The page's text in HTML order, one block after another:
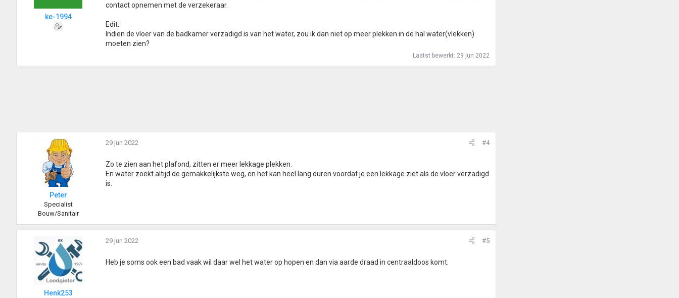
ke-1994
contact opnemen met de verzekeraar.
Edit:
Indien de vloer van de badkamer verzadigd is van het water, zou ik dan niet op meer plekken in de hal water(vlekken)
moeten zien?
Laatst bewerkt: 29 jun 2022
Peter
Specialist
Bouw/Sanitair
29 jun 2022 #4
Zo te zien aan het plafond, zitten er meer lekkage plekken.
En water zoekt altijd de gemakkelijkste weg, en het kan heel lang duren voordat je een lekkage ziet als de vloer verzadigd
is.
Henk253
29 jun 2022 #5
Heb je soms ook een bad vaak wil daar wel het water op hopen en dan via aarde draad in centraaldoos komt.